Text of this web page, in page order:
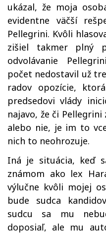
ukázal, že moja
evidentne väčší
Pellegrini. Kvôli
zišiel takmer plný
odvolávanie
počet nedostavil už
radov opozície,
predsedovi vlády
najavo, že či
alebo nie, je im to
nich to neohrozuje.
Iná je situácia, keď
známom ako lex
výlučne kvôli mojej
bude sudca
sudcu sa mu
doposiaľ, ale mu